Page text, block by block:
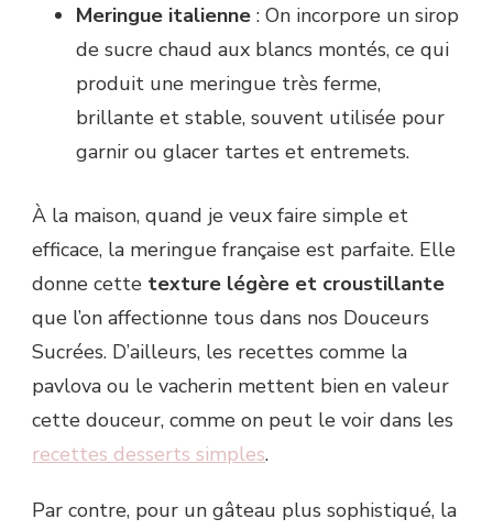
Meringue italienne : On incorpore un sirop
de sucre chaud aux blancs montés, ce qui
produit une meringue très ferme,
brillante et stable, souvent utilisée pour
garnir ou glacer tartes et entremets.
À la maison, quand je veux faire simple et
efficace, la meringue française est parfaite. Elle
donne cette texture légère et croustillante
que l’on affectionne tous dans nos Douceurs
Sucrées. D’ailleurs, les recettes comme la
pavlova ou le vacherin mettent bien en valeur
cette douceur, comme on peut le voir dans les
recettes desserts simples.
Par contre, pour un gâteau plus sophistiqué, la